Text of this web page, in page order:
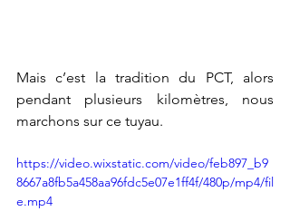
Mais c’est la tradition du PCT, alors
pendant plusieurs kilomètres, nous
marchons sur ce tuyau.
https://video.wixstatic.com/video/feb897_b9
8667a8fb5a458aa96fdc5e07e1ff4f/480p/mp4/fil
e.mp4